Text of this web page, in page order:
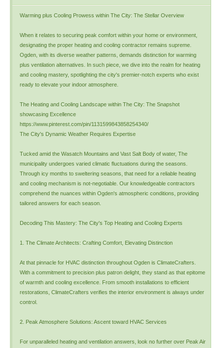
Warming plus Cooling Prowess within The City: The Stellar Overview
When it relates to securing peak comfort within your home or environment,
designating the proper heating and cooling contractor remains supreme.
Ogden, with its diverse weather patterns, demands distinction for warming
plus ventilation alternatives. In such piece, we dive into the realm for heating
and cooling mastery, spotlighting the city's premier-notch experts who exist
ready to elevate your indoor atmosphere.
The Heating and Cooling Landscape within The City: The Snapshot
showcasing Excellence
https://www.pinterest.com/pin/1131599843858254340/
The City's Dynamic Weather Requires Expertise
Tucked amid the Wasatch Mountains and Vast Salt Body of water, The
municipality undergoes varied climatic fluctuations during the seasons.
Through icy months to sweltering seasons, that need for a reliable heating
and cooling mechanism is not-negotiable. Our knowledgeable contractors
comprehend the nuances within Ogden's atmospheric conditions, providing
tailored answers for each season.
Decoding This Mastery: The City's Top Heating and Cooling Experts
1. The Climate Architects: Crafting Comfort, Elevating Distinction
At that pinnacle for HVAC distinction throughout Ogden is ClimateCrafters.
With a commitment to precision plus patron delight, they stand as that epitome
of warmth and cooling excellence. From smooth installations to efficient
restorations, ClimateCrafters verifies the interior environment is always under
control.
2. Peak Atmosphere Solutions: Ascent toward HVAC Services
For unparalleled heating and ventilation answers, look no further over Peak Air